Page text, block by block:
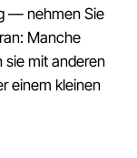
— nehmen Sie
Manche
sie mit anderen
einem kleinen